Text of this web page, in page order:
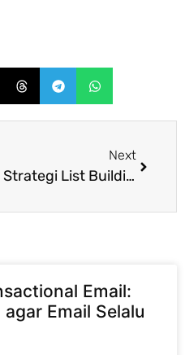
Next
Strategi List Building: Cara Jitu Menambah Daftar Email Pelanggan yang Berkualitas
Email:
Email Selalu